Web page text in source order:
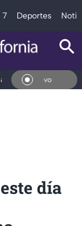
7 Deportes
Deportes En
día